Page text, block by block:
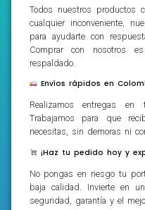
Todos nuestros productos
cualquier inconveniente,
para ayudarte con
Comprar con nosotros
respaldado.
Envíos rápidos en
Realizamos entregas
Trabajamos para que
necesitas, sin demoras ni
¡Haz tu pedido hoy y
No pongas en riesgo tu
baja calidad. Invierte en
seguridad, garantía y el